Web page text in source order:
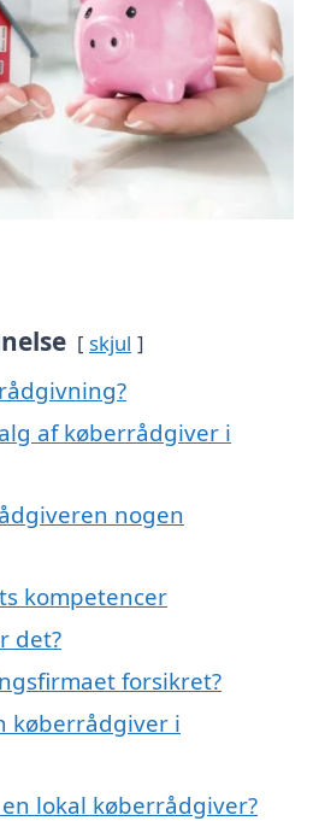
skjul
af køberrådgiver i
nogen
kompetencer
det?
forsikret?
køberrådgiver i
lokal køberrådgiver?